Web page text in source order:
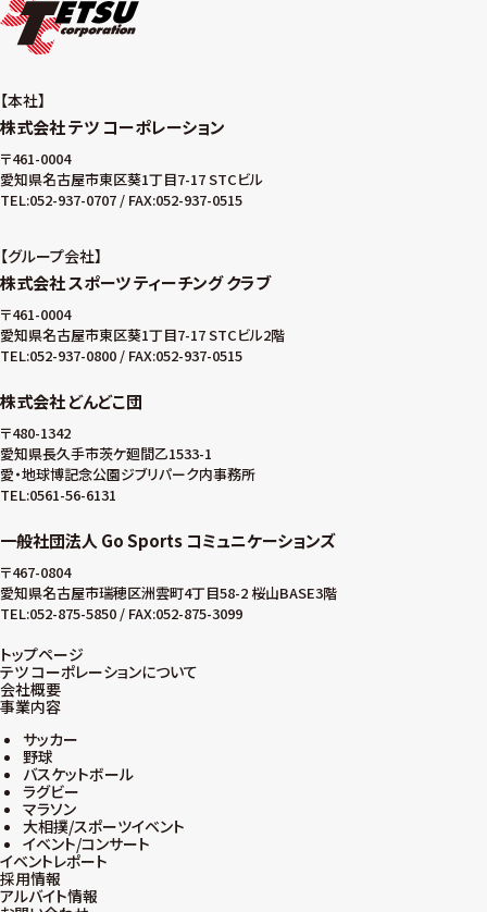
本社
株式会社 テツ コーポレーション
〒461-0004
愛知県名古屋市東区葵1丁目7-17 STCビル
TEL:052-937-0707 / FAX:052-937-0515
グループ会社
株式会社 スポーツ ティーチング クラブ
〒461-0004
愛知県名古屋市東区葵1丁目7-17 STCビル2階
TEL:052-937-0800 / FAX:052-937-0515
株式会社 どんどこ団
〒480-1342
愛知県長久手市茨ケ廻間乙1533-1
愛・地球博記念公園ジブリパーク内事務所
TEL:0561-56-6131
一般社団法人 Go Sports コミュニケーションズ
〒467-0804
愛知県名古屋市瑞穂区洲雲町4丁目58-2 桜山BASE3階
TEL:052-875-5850 / FAX:052-875-3099
トップページ
テツ コーポレーションについて
会社概要
事業内容
サッカー
野球
バスケットボール
ラグビー
マラソン
大相撲/スポーツイベント
イベント/コンサート
イベントレポート
採用情報
アルバイト情報